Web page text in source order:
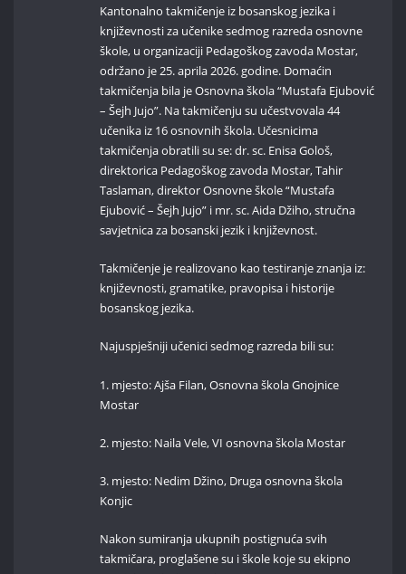
Kantonalno takmičenje iz bosanskog jezika i
književnosti za učenike sedmog razreda osnovne
škole, u organizaciji Pedagoškog zavoda Mostar,
održano je 25. aprila 2026. godine. Domaćin
takmičenja bila je Osnovna škola “Mustafa Ejubović
– Šejh Jujo”. Na takmičenju su učestvovala 44
učenika iz 16 osnovnih škola. Učesnicima
takmičenja obratili su se: dr. sc. Enisa Gološ,
direktorica Pedagoškog zavoda Mostar, Tahir
Taslaman, direktor Osnovne škole “Mustafa
Ejubović – Šejh Jujo” i mr. sc. Aida Džiho, stručna
savjetnica za bosanski jezik i književnost.
Takmičenje je realizovano kao testiranje znanja iz:
književnosti, gramatike, pravopisa i historije
bosanskog jezika.
Najuspješniji učenici sedmog razreda bili su:
1. mjesto: Ajša Filan, Osnovna škola Gnojnice
Mostar
2. mjesto: Naila Vele, VI osnovna škola Mostar
3. mjesto: Nedim Džino, Druga osnovna škola
Konjic
Nakon sumiranja ukupnih postignuća svih
takmičara, proglašene su i škole koje su ekipno